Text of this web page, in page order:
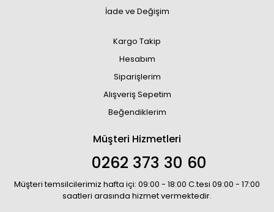
İade ve Değişim
Kargo Takip
Hesabım
Siparişlerim
Alışveriş Sepetim
Beğendiklerim
Müşteri Hizmetleri
0262 373 30 60
Müşteri temsilcilerimiz hafta içi: 09:00 - 18:00 C.tesi 09:00 - 17:00
saatleri arasında hizmet vermektedir.